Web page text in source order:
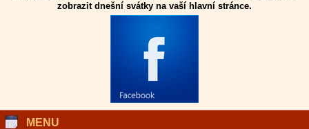
zobrazit dnešní svátky na vaší hlavní stránce.
MENU